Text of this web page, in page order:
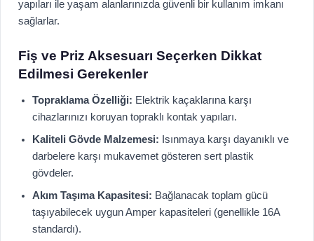
yapıları ile yaşam alanlarınızda güvenli bir kullanım imkanı
sağlarlar.
Fiş ve Priz Aksesuarı Seçerken Dikkat
Edilmesi Gerekenler
Topraklama Özelliği: Elektrik kaçaklarına karşı
cihazlarınızı koruyan topraklı kontak yapıları.
Kaliteli Gövde Malzemesi: Isınmaya karşı dayanıklı ve
darbelere karşı mukavemet gösteren sert plastik
gövdeler.
Akım Taşıma Kapasitesi: Bağlanacak toplam gücü
taşıyabilecek uygun Amper kapasiteleri (genellikle 16A
standardı).